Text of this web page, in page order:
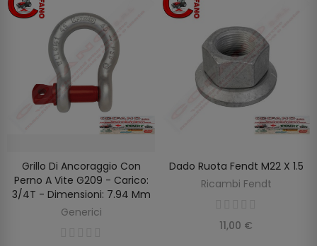
AGGIUNGI AL CARRELLO
Grillo Di Ancoraggio Con
Perno A Vite G209 - Carico:
3/4T - Dimensioni: 7.94 Mm
Generici
AGGIUNGI AL CARRELLO
Dado Ruota Fendt M22 X 1.5
Ricambi Fendt
11,00 €